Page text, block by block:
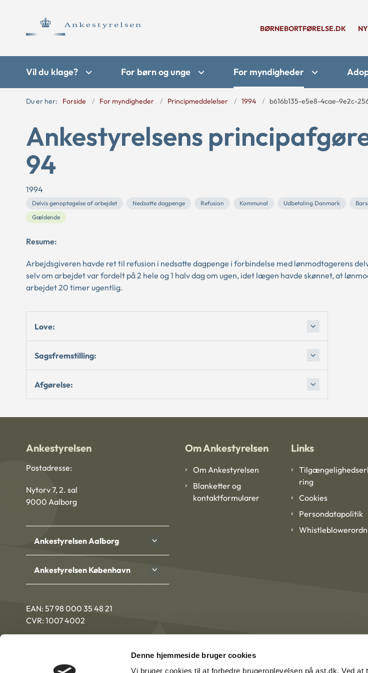
Denne hjemmeside bruger cookies
Vi bruger cookies til at forbedre brugeroplevelsen på ast.dk. Ved at
BØRNEBORTFØRELSE.DK
Vil du klage? For børn og unge For myndigheder
Du er her: Forside For myndigheder Principmeddelelser 1994 b616b135-e5e8-4cae-9e2c-
Ankestyrelsens
94
1994
Delvis genoptagelse af arbejdet Nedsatte dagpenge Refusion Kommunal Udbetaling Danmark
Gældende
Resume:
Arbejdsgiveren havde ret til refusion i nedsatte dagpenge i forbindelse med lønmodtagerens
selv om arbejdet var fordelt på 2 hele og 1 halv dag om ugen, idet lægen havde skønnet, at
arbejdet 20 timer ugentlig.
Love:
Sagsfremstilling:
Afgørelse:
Ankestyrelsen
Postadresse:
Nytorv 7, 2. sal
9000 Aalborg
Ankestyrelsen Aalborg
Ankestyrelsen København
EAN: 57 98 000 35 48 21
CVR: 1007 4002
Om Ankestyrelsen
Om Ankestyrelsen
Blanketter og
kontaktformularer
Links
ring
Cookies
Persondatapolitik